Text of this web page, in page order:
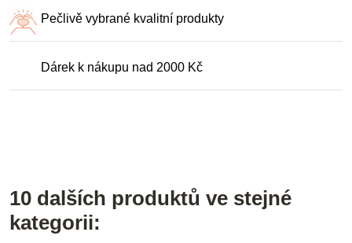
Pečlivě vybrané kvalitní produkty
Dárek k nákupu nad 2000 Kč
10 dalších produktů ve stejné
kategorii: